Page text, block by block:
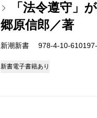
「法令遵守」
郷原信郎／著
新潮新書 978-4-10-
新書電子書籍あり